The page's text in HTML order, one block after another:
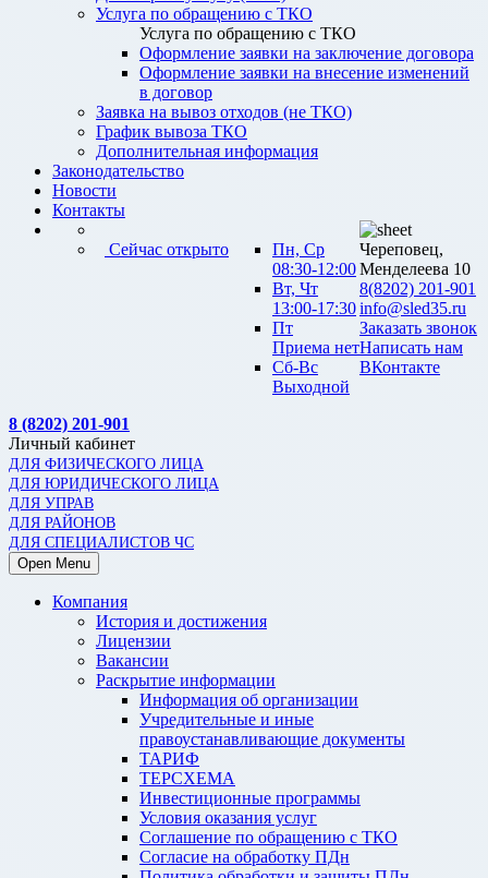
Услуга по обращению с ТКО
Услуга по обращению с ТКО
Оформление заявки на заключение договора
Оформление заявки на внесение изменений
в договор
Заявка на вывоз отходов (не ТКО)
График вывоза ТКО
Дополнительная информация
Законодательство
Новости
Контакты
Сейчас открыто
Пн, Ср
08:30-12:00
Вт, Чт
13:00-17:30
Пт
Приема нет
Сб-Вс
Выходной
Череповец,
Менделеева 10
8(8202) 201-901
info@sled35.ru
Заказать звонок
Написать нам
ВКонтакте
8 (8202) 201-901
Личный кабинет
ДЛЯ ФИЗИЧЕСКОГО ЛИЦА
ДЛЯ ЮРИДИЧЕСКОГО ЛИЦА
ДЛЯ УПРАВ
ДЛЯ РАЙОНОВ
ДЛЯ СПЕЦИАЛИСТОВ ЧС
Open Menu
Компания
История и достижения
Лицензии
Вакансии
Раскрытие информации
Информация об организации
Учредительные и иные
правоустанавливающие документы
ТАРИФ
ТЕРСХЕМА
Инвестиционные программы
Условия оказания услуг
Соглашение по обращению с ТКО
Согласие на обработку ПДн